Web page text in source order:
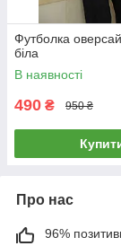
Футболка
біла
В наявності
490 ₴ 950 ₴
Про нас
96%